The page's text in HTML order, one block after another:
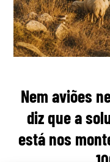
Nem aviões
diz que a
está nos